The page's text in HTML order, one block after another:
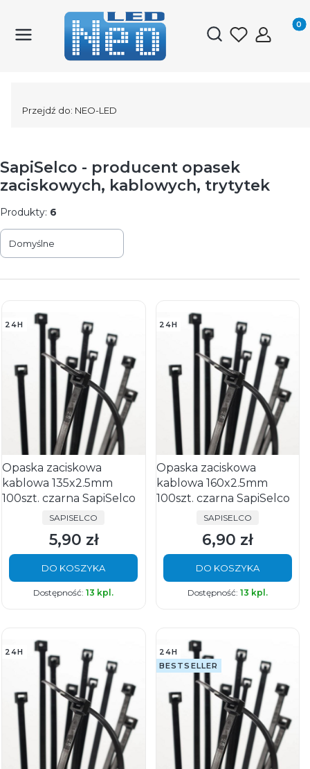
Otwórz
Przejdź do: NEO-LED
SapiSelco - producent opasek
zaciskowych, kablowych, trytytek
Produkty: 6
Lista produktów
Domyślne
24H
Opaska zaciskowa
kablowa 135x2.5mm
100szt. czarna SapiSelco
PRODUCENT
SAPISELCO
Cena
5,90 zł
DO KOSZYKA
Dostępność:13 kpl.
24H
Opaska zaciskowa
kablowa 160x2.5mm
100szt. czarna SapiSelco
PRODUCENT
SAPISELCO
Cena
6,90 zł
DO KOSZYKA
Dostępność: 13 kpl.
24H
24H
BESTSELLER